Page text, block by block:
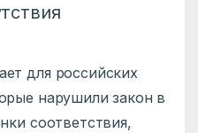
для российских
нарушили закон в
соответствия,